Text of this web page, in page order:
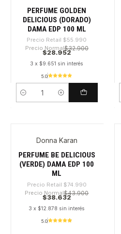
PERFUME GOLDEN
DELICIOUS (DORADO)
DAMA EDP 100 ML
Precio Retail $55.990
Precio Normal$32.900
$28.952
3 x $9.651 sin interés
5.0
Cantidad
-48%Donna Karan
PERFUME BE DELICIOUS
(VERDE) DAMA EDP 100
ML
Precio Retail $74.990
Precio Normal$43.900
$38.632
3 x $12.878 sin interés
5.0